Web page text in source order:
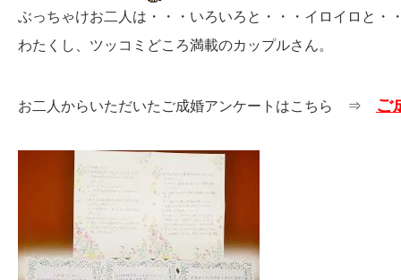
ぶっちゃけお二人は・・・いろいろと・・・イロイロと・
わたくし、ツッコミどころ満載のカップルさん。
お二人からいただいたご成婚アンケートはこちら ⇒ ご